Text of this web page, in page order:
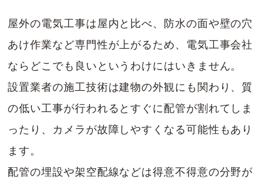
屋外の電気工事は屋内と比べ、防水の面や壁の穴
あけ作業など専門性が上がるため、電気工事会社
ならどこでも良いというわけにはいきません。
設置業者の施工技術は建物の外観にも関わり、質
の低い工事が行われるとすぐに配管が割れてしま
ったり、カメラが故障しやすくなる可能性もあり
ます。
配管の埋設や架空配線などは得意不得意の分野が